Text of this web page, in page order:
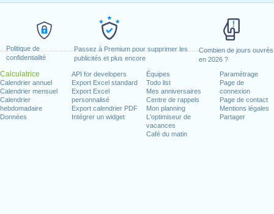
Politique de
confidentialité
Passez à Premium pour supprimer les
publicités et plus encore
Combien de jours ouvrés
en 2026 ?
Calculatrice
Calendrier annuel
Calendrier mensuel
Calendrier
hebdomadaire
Données
API for developers
Export Excel standard
Export Excel
personnalisé
Export calendrier PDF
Intégrer un widget
Équipes
Todo list
Mes anniversaires
Centre de rappels
Mon planning
L'optimiseur de
vacances
Café du matin
Paramétrage
Page de
connexion
Page de contact
Mentions légales
Partager